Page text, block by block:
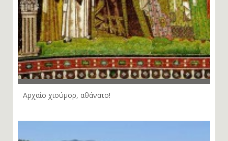
Αρχαίο χιούµορ, αθάνατο!